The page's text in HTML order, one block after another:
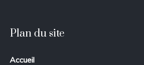
Plan du site
Accueil